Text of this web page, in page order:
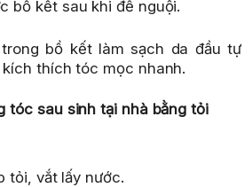
bồ kết sau khi để nguội.
bồ kết làm sạch da đầu tự
thích tóc mọc nhanh.
tóc sau sinh tại nhà bằng tỏi
tỏi, vắt lấy nước.